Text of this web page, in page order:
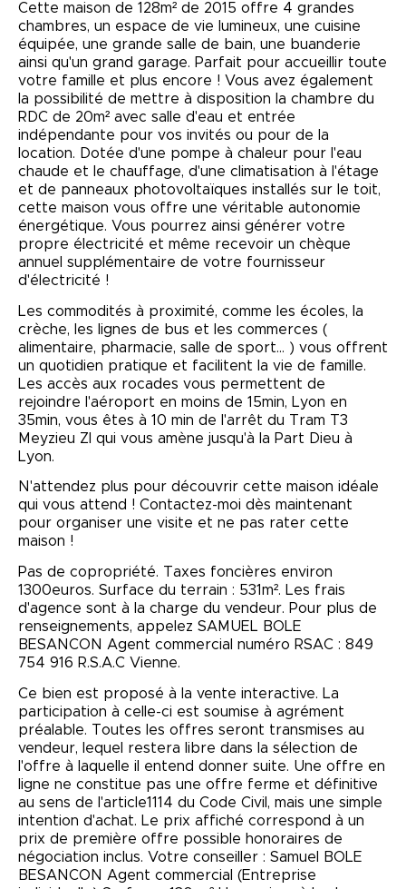
Cette maison de 128m² de 2015 offre 4 grandes
chambres, un espace de vie lumineux, une cuisine
équipée, une grande salle de bain, une buanderie
ainsi qu'un grand garage. Parfait pour accueillir toute
votre famille et plus encore ! Vous avez également
la possibilité de mettre à disposition la chambre du
RDC de 20m² avec salle d'eau et entrée
indépendante pour vos invités ou pour de la
location. Dotée d'une pompe à chaleur pour l'eau
chaude et le chauffage, d'une climatisation à l'étage
et de panneaux photovoltaïques installés sur le toit,
cette maison vous offre une véritable autonomie
énergétique. Vous pourrez ainsi générer votre
propre électricité et même recevoir un chèque
annuel supplémentaire de votre fournisseur
d'électricité !
Les commodités à proximité, comme les écoles, la
crèche, les lignes de bus et les commerces (
alimentaire, pharmacie, salle de sport… ) vous offrent
un quotidien pratique et facilitent la vie de famille.
Les accès aux rocades vous permettent de
rejoindre l'aéroport en moins de 15min, Lyon en
35min, vous êtes à 10 min de l'arrêt du Tram T3
Meyzieu ZI qui vous amène jusqu'à la Part Dieu à
Lyon.
N'attendez plus pour découvrir cette maison idéale
qui vous attend ! Contactez-moi dès maintenant
pour organiser une visite et ne pas rater cette
maison !
Pas de copropriété. Taxes foncières environ
1300euros. Surface du terrain : 531m². Les frais
d'agence sont à la charge du vendeur. Pour plus de
renseignements, appelez SAMUEL BOLE
BESANCON Agent commercial numéro RSAC : 849
754 916 R.S.A.C Vienne.
Ce bien est proposé à la vente interactive. La
participation à celle-ci est soumise à agrément
préalable. Toutes les offres seront transmises au
vendeur, lequel restera libre dans la sélection de
l'offre à laquelle il entend donner suite. Une offre en
ligne ne constitue pas une offre ferme et définitive
au sens de l'article1114 du Code Civil, mais une simple
intention d'achat. Le prix affiché correspond à un
prix de première offre possible honoraires de
négociation inclus. Votre conseiller : Samuel BOLE
BESANCON Agent commercial (Entreprise